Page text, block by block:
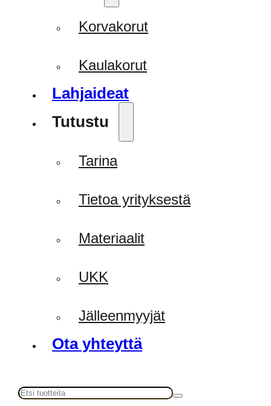
Korvakorut
Kaulakorut
Lahjaideat
Tutustu
Tarina
Tietoa yrityksestä
Materiaalit
UKK
Jälleenmyyjät
Ota yhteyttä
Haku